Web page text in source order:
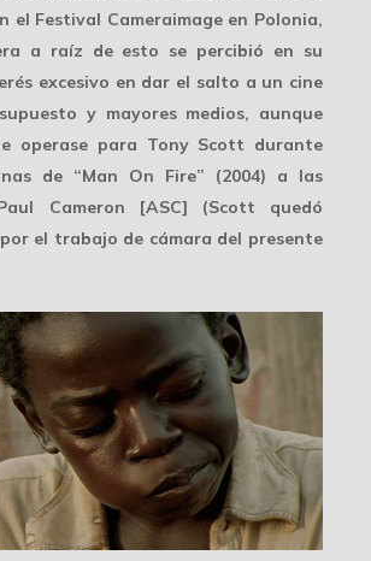
el Festival Cameraimage en Polonia,
a raíz de esto se percibió en su
excesivo en dar el salto a un cine
y mayores medios, aunque
operase para Tony Scott durante
de “Man On Fire” (2004) a las
Cameron [ASC] (Scott quedó
el trabajo de cámara del presente